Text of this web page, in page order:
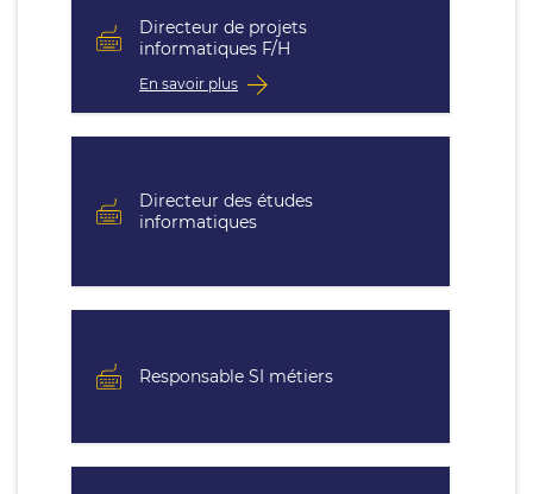
Directeur de projets
informatiques F/H
En savoir plus
Directeur des études
informatiques
Responsable SI métiers